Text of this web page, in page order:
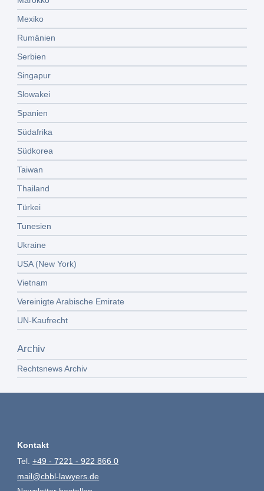
Mexiko
Rumänien
Serbien
Singapur
Slowakei
Spanien
Südafrika
Südkorea
Taiwan
Thailand
Türkei
Tunesien
Ukraine
USA (New York)
Vietnam
Vereinigte Arabische Emirate
UN-Kaufrecht
Archiv
Rechtsnews Archiv
Kontakt
Tel.+49 - 7221 - 922 866 0
mail@cbbl-lawyers.de